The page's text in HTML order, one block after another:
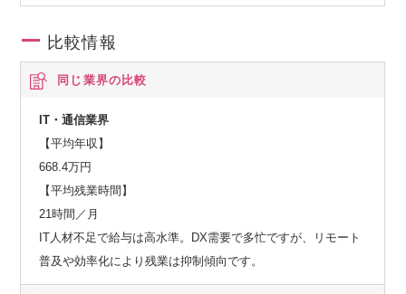
・エレクトロニクス設計ソリューション
・エンジニアリングデータマネジメントソリューション
・自動車電装・ワイヤーハーネス設計ソリューション
比較情報
同じ業界の比較
IT・通信業界
【平均年収】
668.4万円
【平均残業時間】
21時間／月
IT人材不足で給与は高水準。DX需要で多忙ですが、リモート
普及や効率化により残業は抑制傾向です。